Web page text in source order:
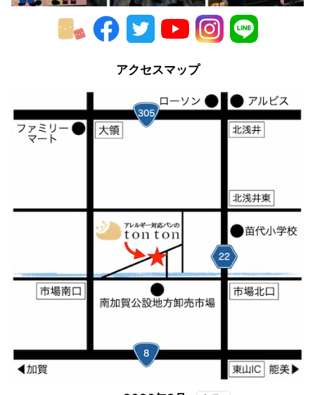
アクセスマップ